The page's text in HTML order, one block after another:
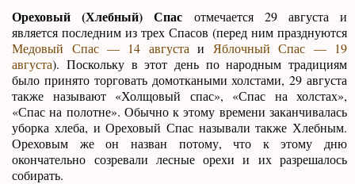
Ореховый (Хлебный) Спас отмечается 29 августа и
является последним из трех Спасов (перед ним празднуются
Медовый Спас — 14 августа и Яблочный Спас — 19
августа). Поскольку в этот день по народным традициям
было принято торговать домоткаными холстами, 29 августа
также называют «Холщовый спас», «Спас на холстах»,
«Спас на полотне». Обычно к этому времени заканчивалась
уборка хлеба, и Ореховый Спас называли также Хлебным.
Ореховым же он назван потому, что к этому дню
окончательно созревали лесные орехи и их разрешалось
собирать.